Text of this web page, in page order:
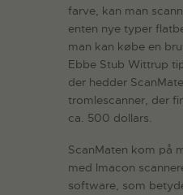
farve, kan man
enten nye typer
man kan købe en
Ebbe Stub Wittrup
der hedder
tromlescanner, der
ca. 500 dollars.
ScanMaten kom på
med Imacon
software, som